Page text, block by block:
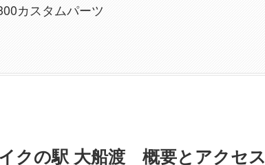
カスタムパーツ
クの駅 大船渡 概要とアクセス